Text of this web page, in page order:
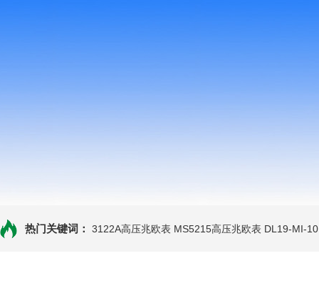
热门关键词： 3122A高压兆欧表 MS5215高压兆欧表 DL19-MI-